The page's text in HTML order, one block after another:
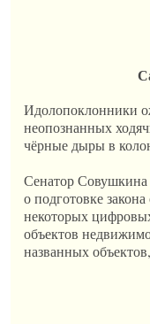
Идолопоклонники
неопознанных
чёрные дыры в
Сенатор Совушкина
о подготовке
некоторых
объектов
названных